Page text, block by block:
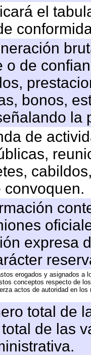
el
o de
bonos,
la
de
expresa
erogados y asignados
conceptos respecto de
actos de autoridad en
total de
de las